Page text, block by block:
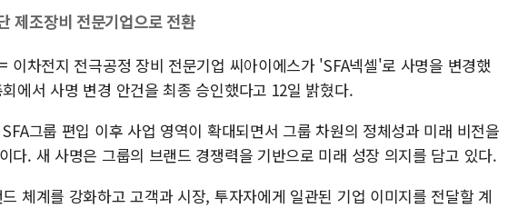
제조장비 전문기업으로 전환
이차전지 전극공정 장비 전문기업 씨아이에스가 'SFA넥셀'로 사명을 변경했
에서 사명 변경 안건을 최종 승인했다고 12일 밝혔다.
그룹 편입 이후 사업 영역이 확대되면서 그룹 차원의 정체성과 미래 비전을
다. 새 사명은 그룹의 브랜드 경쟁력을 기반으로 미래 성장 의지를 담고 있다.
체계를 강화하고 고객과 시장, 투자자에게 일관된 기업 이미지를 전달할 계